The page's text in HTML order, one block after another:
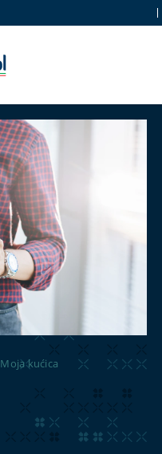
Moja kućica